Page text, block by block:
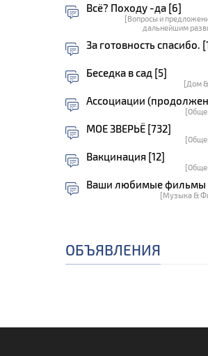
Всё? Походу -да [6]
[Вопросы и
дальнейшим
За готовность спасибо.
Беседка в сад [5]
[Дом
Ассоциации
МОЕ ЗВЕРЬЁ [732]
Вакцинация [12]
Ваши любимые фильмы
[Музыка &
ОБЪЯВЛЕНИЯ